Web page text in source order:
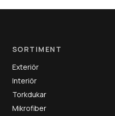
SORTIMENT
Exteriör
Interiör
Torkdukar
Mikrofiber